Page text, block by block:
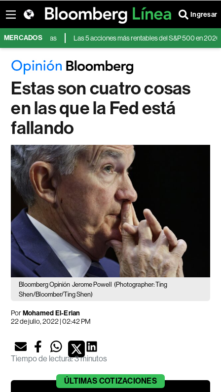
Ingresar
MERCADOS
los analistas Las 5 acciones más rentables del S&P 500 en 2026 en
Estas son cuatro cosas
en las que la Fed está
fallando
Bloomberg Opinión Jerome Powell
(Photographer: Ting
Shen/Bloomber/Ting Shen)
PorMohamed El-Erian
22 de julio, 2022 | 02:42 PM
Tiempo de lectura:3 minutos
ÚLTIMAS COTIZACIONES